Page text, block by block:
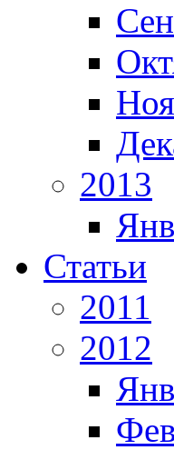
2013
Статьи
2011
2012